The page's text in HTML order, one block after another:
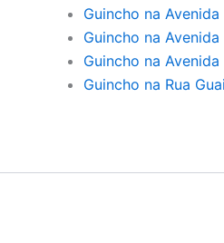
Guincho na
Guincho na
Guincho na Avenida
Guincho na Rua